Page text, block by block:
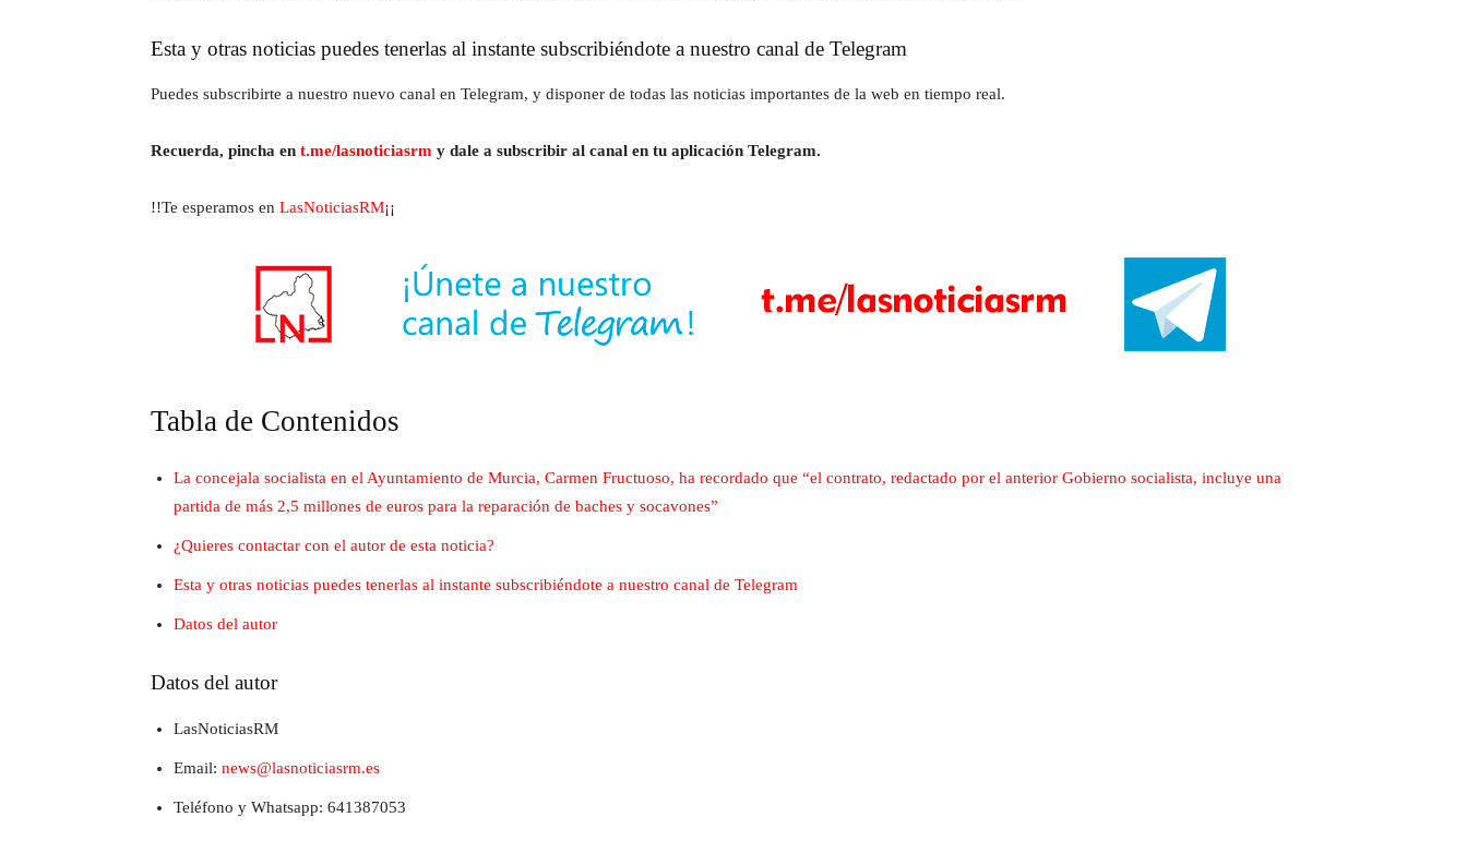
Esta y otras noticias puedes tenerlas al instante subscribiéndote a nuestro canal de Telegram
Puedes subscribirte a nuestro nuevo canal en Telegram, y disponer de todas las noticias importantes de la web en tiempo real.
Recuerda, pincha en t.me/lasnoticiasrm y dale a subscribir al canal en tu aplicación Telegram.
!!Te esperamos en LasNoticiasRM¡¡
Tabla de Contenidos
La concejala socialista en el Ayuntamiento de Murcia, Carmen Fructuoso, ha recordado que “el contrato, redactado por el anterior Gobierno socialista, incluye una
partida de más 2,5 millones de euros para la reparación de baches y socavones”
¿Quieres contactar con el autor de esta noticia?
Esta y otras noticias puedes tenerlas al instante subscribiéndote a nuestro canal de Telegram
Datos del autor
Datos del autor
LasNoticiasRM
Email: news@lasnoticiasrm.es
Teléfono y Whatsapp: 641387053